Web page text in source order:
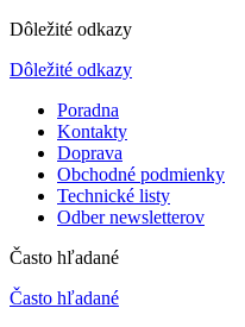
Dôležité odkazy
Dôležité odkazy
Poradna
Kontakty
Doprava
Obchodné podmienky
Technické listy
Odber newsletterov
Často hľadané
Často hľadané